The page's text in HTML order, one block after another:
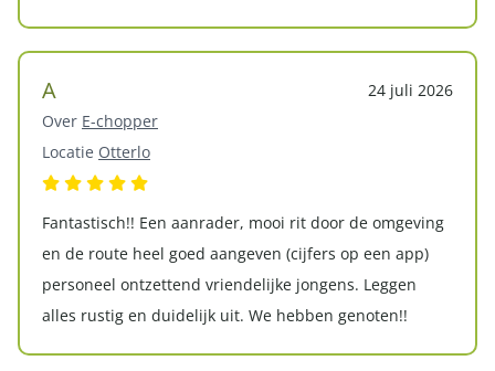
A
24 juli 2026
Over E-chopper
Locatie Otterlo
Fantastisch!! Een aanrader, mooi rit door de omgeving
en de route heel goed aangeven (cijfers op een app)
personeel ontzettend vriendelijke jongens. Leggen
alles rustig en duidelijk uit. We hebben genoten!!